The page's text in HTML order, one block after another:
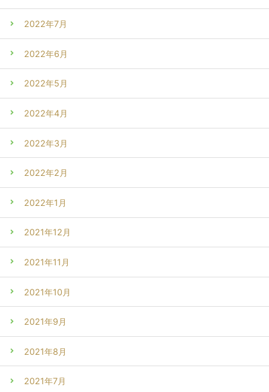
2022年7月
2022年6月
2022年5月
2022年4月
2022年3月
2022年2月
2022年1月
2021年12月
2021年11月
2021年10月
2021年9月
2021年8月
2021年7月